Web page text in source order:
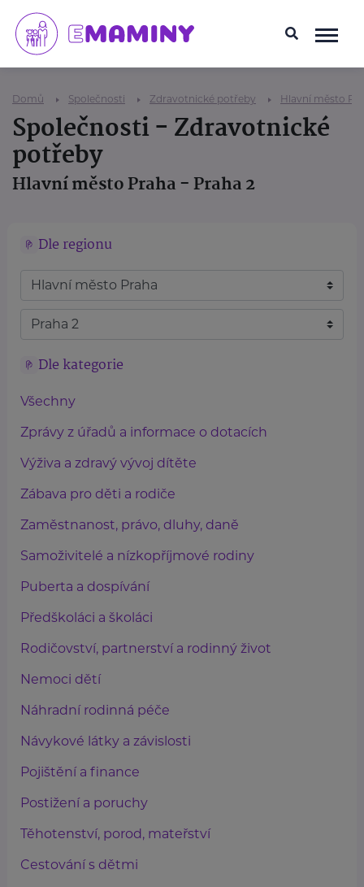
Domů Společnosti Zdravotnické potřeby Hlavní město
Společnosti - Zdravotnické
potřeby
Hlavní město Praha - Praha 2
Dle regionu
Dle kategorie
Všechny
Zprávy z úřadů a informace o dotacích
Výživa a zdravý vývoj dítěte
Zábava pro děti a rodiče
Zaměstnanost, právo, dluhy, daně
Samoživitelé a nízkopříjmové rodiny
Puberta a dospívání
Předškoláci a školáci
Rodičovství, partnerství a rodinný život
Nemoci dětí
Náhradní rodinná péče
Návykové látky a závislosti
Pojištění a finance
Postižení a poruchy
Těhotenství, porod, mateřství
Cestování s dětmi